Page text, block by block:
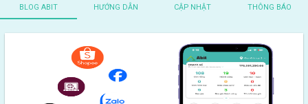
BLOG ABIT HƯỚNG DẪN CẬP NHẬT THÔNG BÁO